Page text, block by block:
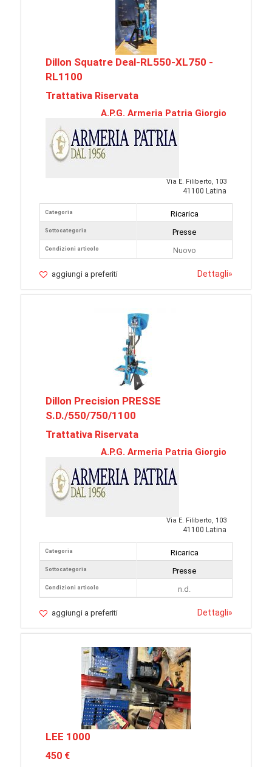
Dillon Squatre Deal-RL550-XL750 -
RL1100
Trattativa Riservata
A.P.G. Armeria Patria Giorgio
Via E. Filiberto, 103
41100 Latina
Categoria
Sottocategoria
Condizioni articolo
Ricarica
Presse
Nuovo
aggiungi a preferiti Dettagli»
Dillon Precision PRESSE
S.D./550/750/1100
Trattativa Riservata
A.P.G. Armeria Patria Giorgio
Via E. Filiberto, 103
41100 Latina
Categoria
Sottocategoria
Condizioni articolo
Ricarica
Presse
n.d.
aggiungi a preferiti Dettagli»
LEE 1000
450 €